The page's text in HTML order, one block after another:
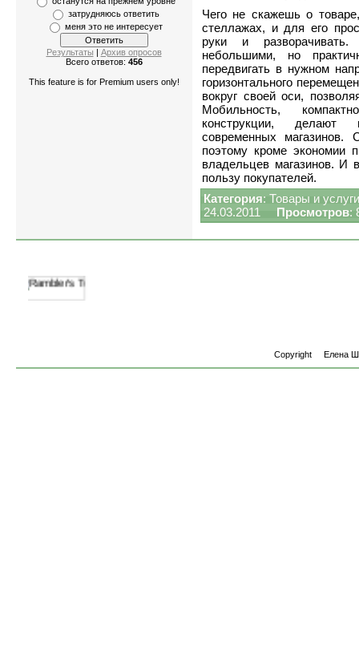
затрудняюсь ответить
меня это не интересует
Результаты | Архив опросов
Всего ответов: 456
This feature is for Premium users only!
Чего не скажешь о
стеллажах, и для его
руки и
небольшими, но
передвигать в нужном
горизонтального
вокруг своей оси,
Мобильность,
конструкции, делают
современных магазинов.
поэтому кроме экономии
владельцев магазинов. И
пользу покупателей.
Категория: Товары и услуги
24.03.2011 Просмотров:
Copyright Елена